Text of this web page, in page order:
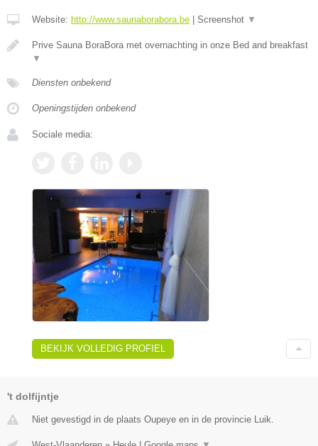
Website: http://www.saunaborabora.be Screenshot ▼
Prive Sauna BoraBora met overnachting in onze Bed and breakfast
▼
Diensten onbekend
Openingstijden onbekend
Sociale media:
BEKIJK VOLLEDIG PROFIEL
't dolfijntje
Niet gevestigd in de plaats Oupeye en in de provincie Luik.